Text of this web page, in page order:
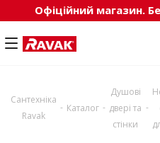
Офіційний магазин.
Сантехніка
Ravak
- Каталог -
Душові
двері та
стінки
-